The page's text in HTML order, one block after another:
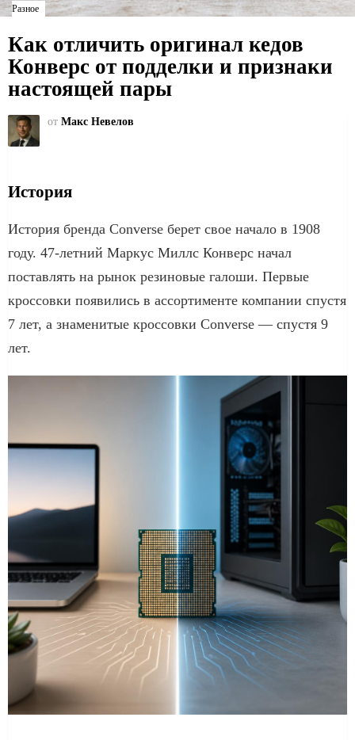
Разное
Как отличить оригинал кедов
Конверс от подделки и признаки
настоящей пары
от Макс Невелов
История
История бренда Converse берет свое начало в 1908
году. 47-летний Маркус Миллс Конверс начал
поставлять на рынок резиновые галоши. Первые
кроссовки появились в ассортименте компании спустя
7 лет, а знаменитые кроссовки Converse — спустя 9
лет.